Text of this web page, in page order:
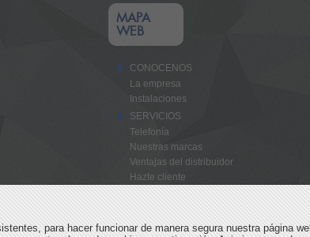
MAPA
WEB
CONOCENOS
La empresa
Instalaciones
SERVICIOS
Telefonía
Nuestras marcas
Ventajas del distribuidor
Hazte cliente
ACTUALIDAD MÓVIL
CONTACTO
ACCESO CLIENTES
para hacer funcionar de manera segura nuestra página